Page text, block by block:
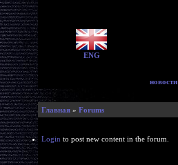
ENG
новости
Главная » Forums
Login to post new content in the forum.